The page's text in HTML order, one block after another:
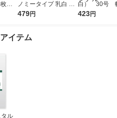
入
ノミータイプ 乳白 45
号 1袋(100枚入) オリ
479円
白） 30号
m×マチ
423円
イテム
ル